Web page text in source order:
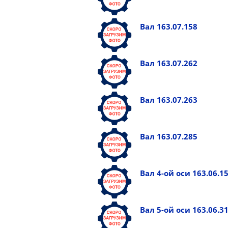
Вал 163.07.158
Вал 163.07.262
Вал 163.07.263
Вал 163.07.285
Вал 4-ой оси
Вал 5-ой оси